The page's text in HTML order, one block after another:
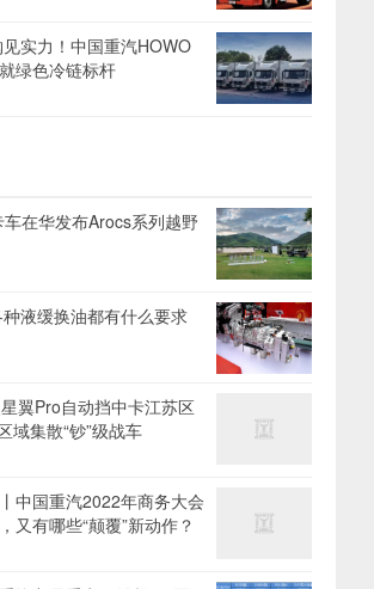
实力！中国重汽HOWO
绿色冷链标杆
在华发布Arocs系列越野
液缓换油都有什么要求
翼Pro自动挡中卡江苏区
域集散“钞”级战车
中国重汽2022年商务大会
又有哪些“颠覆”新动作？